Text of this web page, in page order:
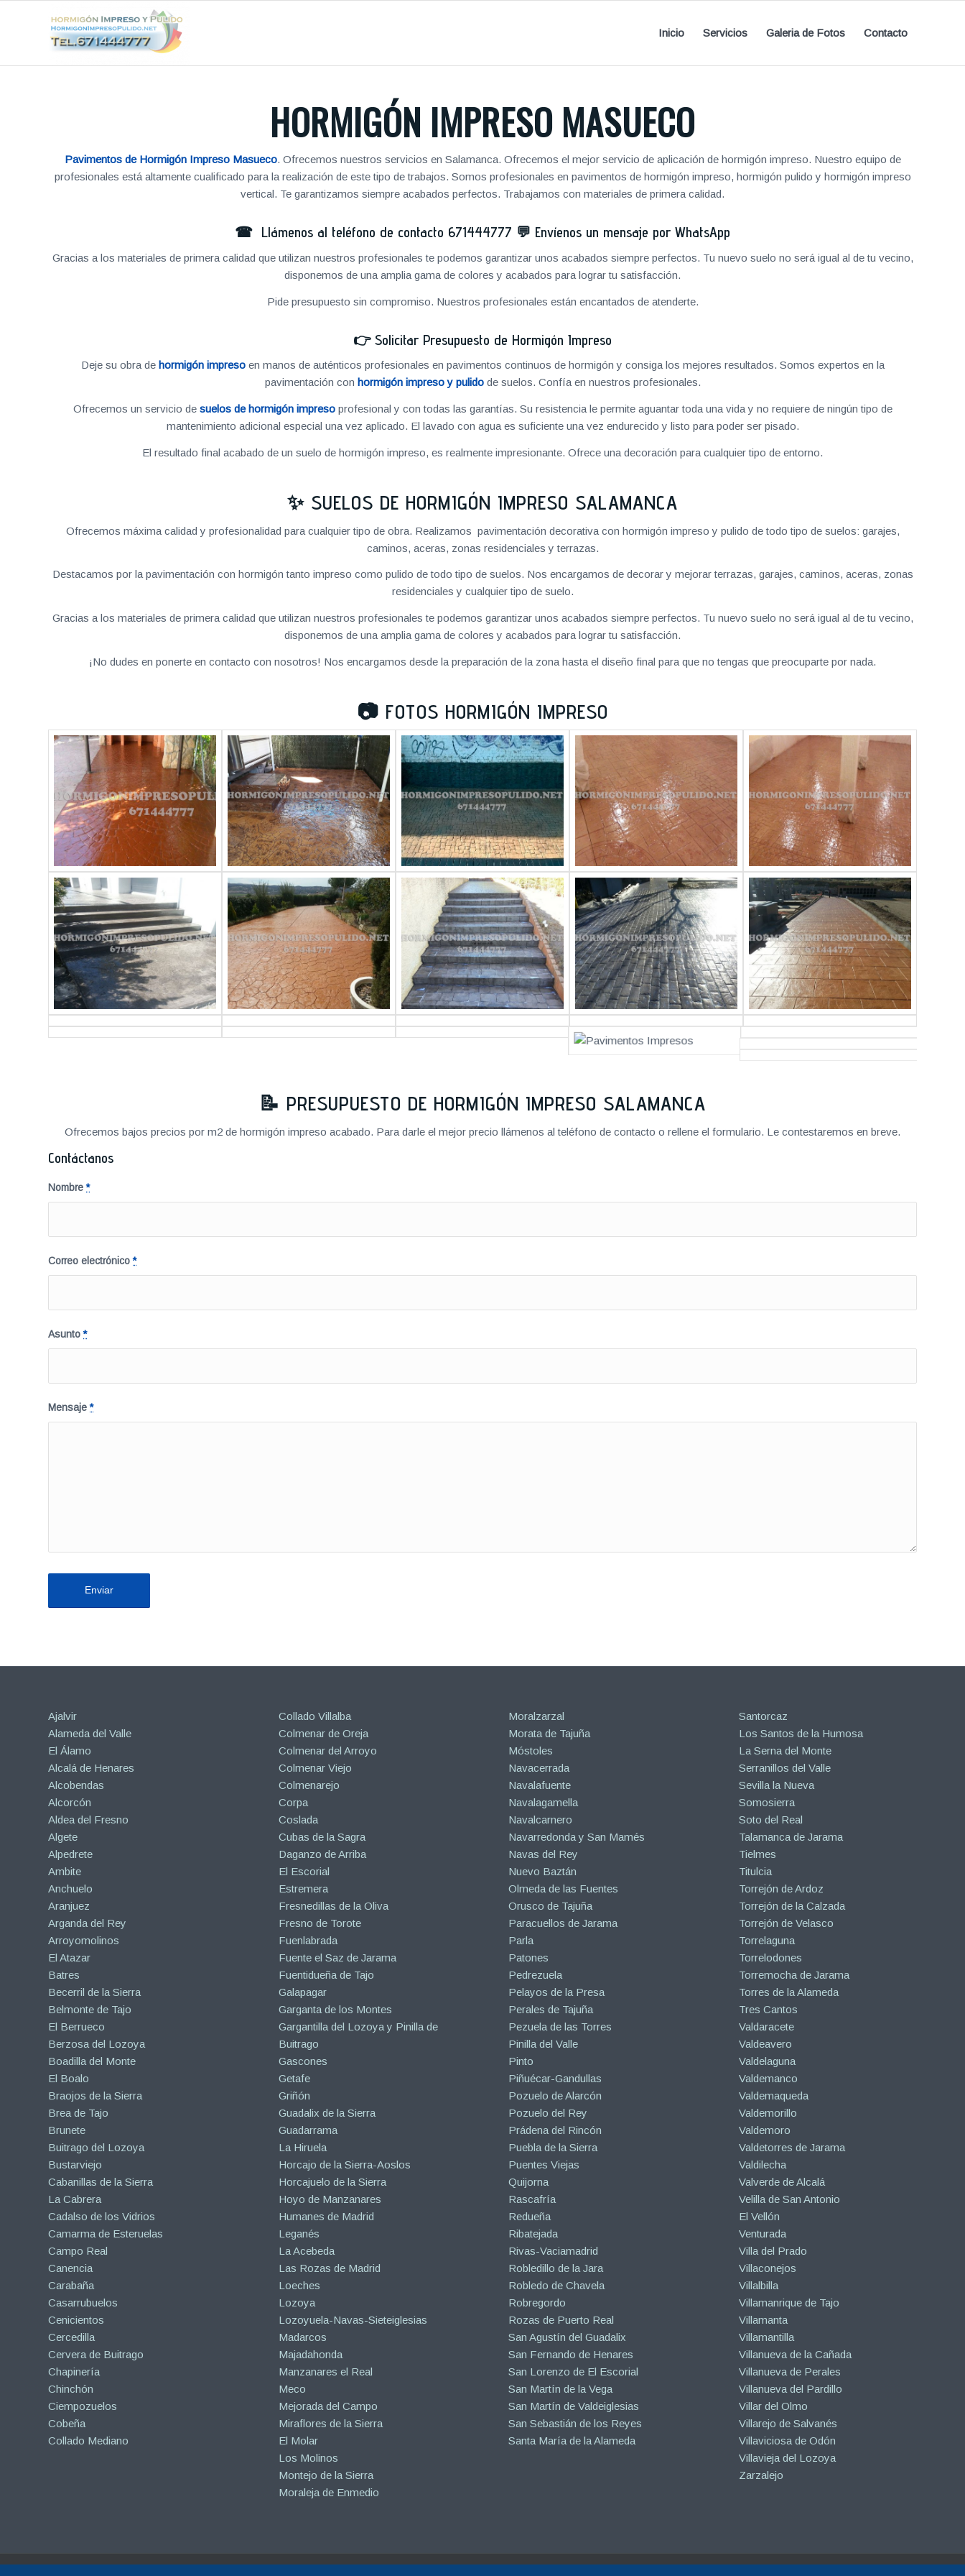
Inicio Servicios Galeria de Fotos Contacto
HORMIGÓN IMPRESO MASUECO
Pavimentos de Hormigón Impreso Masueco. Ofrecemos nuestros servicios en Salamanca. Ofrecemos el mejor servicio de aplicación de hormigón impreso. Nuestro equipo de
profesionales está altamente cualificado para la realización de este tipo de trabajos. Somos profesionales en pavimentos de hormigón impreso, hormigón pulido y hormigón impreso
vertical. Te garantizamos siempre acabados perfectos. Trabajamos con materiales de primera calidad.
☎ Llámenos al teléfono de contacto 671444777 💬 Envíenos un mensaje por WhatsApp
Gracias a los materiales de primera calidad que utilizan nuestros profesionales te podemos garantizar unos acabados siempre perfectos. Tu nuevo suelo no será igual al de tu vecino,
disponemos de una amplia gama de colores y acabados para lograr tu satisfacción.
Pide presupuesto sin compromiso. Nuestros profesionales están encantados de atenderte.
👉 Solicitar Presupuesto de Hormigón Impreso
Deje su obra de hormigón impresoen manos de auténticos profesionales en pavimentos continuos de hormigón y consiga los mejores resultados. Somos expertos en la
pavimentación con hormigón impreso y pulidode suelos. Confía en nuestros profesionales.
Ofrecemos un servicio de suelos de hormigón impresoprofesional y con todas las garantías. Su resistencia le permite aguantar toda una vida y no requiere de ningún tipo de
mantenimiento adicional especial una vez aplicado. El lavado con agua es suficiente una vez endurecido y listo para poder ser pisado.
El resultado final acabado de un suelo de hormigón impreso, es realmente impresionante. Ofrece una decoración para cualquier tipo de entorno.
✨ SUELOS DE HORMIGÓN IMPRESO SALAMANCA
Ofrecemos máxima calidad y profesionalidad para cualquier tipo de obra. Realizamos pavimentación decorativa con hormigón impreso y pulido de todo tipo de suelos: garajes,
caminos, aceras, zonas residenciales y terrazas.
Destacamos por la pavimentación con hormigón tanto impreso como pulido de todo tipo de suelos. Nos encargamos de decorar y mejorar terrazas, garajes, caminos, aceras, zonas
residenciales y cualquier tipo de suelo.
Gracias a los materiales de primera calidad que utilizan nuestros profesionales te podemos garantizar unos acabados siempre perfectos. Tu nuevo suelo no será igual al de tu vecino,
disponemos de una amplia gama de colores y acabados para lograr tu satisfacción.
¡No dudes en ponerte en contacto con nosotros! Nos encargamos desde la preparación de la zona hasta el diseño final para que no tengas que preocuparte por nada.
📷 FOTOS HORMIGÓN IMPRESO
📝 PRESUPUESTO DE HORMIGÓN IMPRESO SALAMANCA
Ofrecemos bajos precios por m2 de hormigón impreso acabado. Para darle el mejor precio llámenos al teléfono de contacto o rellene el formulario. Le contestaremos en breve.
Contáctanos
Nombre*
Correo electrónico*
Asunto*
Mensaje*
Ajalvir
Alameda del Valle
El Álamo
Alcalá de Henares
Alcobendas
Alcorcón
Aldea del Fresno
Algete
Alpedrete
Ambite
Anchuelo
Aranjuez
Arganda del Rey
Arroyomolinos
El Atazar
Batres
Becerril de la Sierra
Belmonte de Tajo
El Berrueco
Berzosa del Lozoya
Boadilla del Monte
El Boalo
Braojos de la Sierra
Brea de Tajo
Brunete
Buitrago del Lozoya
Bustarviejo
Cabanillas de la Sierra
La Cabrera
Cadalso de los Vidrios
Camarma de Esteruelas
Campo Real
Canencia
Carabaña
Casarrubuelos
Cenicientos
Cercedilla
Cervera de Buitrago
Chapinería
Chinchón
Ciempozuelos
Cobeña
Collado Mediano
Collado Villalba
Colmenar de Oreja
Colmenar del Arroyo
Colmenar Viejo
Colmenarejo
Corpa
Coslada
Cubas de la Sagra
Daganzo de Arriba
El Escorial
Estremera
Fresnedillas de la Oliva
Fresno de Torote
Fuenlabrada
Fuente el Saz de Jarama
Fuentidueña de Tajo
Galapagar
Garganta de los Montes
Gargantilla del Lozoya y Pinilla de
Buitrago
Gascones
Getafe
Griñón
Guadalix de la Sierra
Guadarrama
La Hiruela
Horcajo de la Sierra-Aoslos
Horcajuelo de la Sierra
Hoyo de Manzanares
Humanes de Madrid
Leganés
La Acebeda
Las Rozas de Madrid
Loeches
Lozoya
Lozoyuela-Navas-Sieteiglesias
Madarcos
Majadahonda
Manzanares el Real
Meco
Mejorada del Campo
Miraflores de la Sierra
El Molar
Los Molinos
Montejo de la Sierra
Moraleja de Enmedio
Moralzarzal
Morata de Tajuña
Móstoles
Navacerrada
Navalafuente
Navalagamella
Navalcarnero
Navarredonda y San Mamés
Navas del Rey
Nuevo Baztán
Olmeda de las Fuentes
Orusco de Tajuña
Paracuellos de Jarama
Parla
Patones
Pedrezuela
Pelayos de la Presa
Perales de Tajuña
Pezuela de las Torres
Pinilla del Valle
Pinto
Piñuécar-Gandullas
Pozuelo de Alarcón
Pozuelo del Rey
Prádena del Rincón
Puebla de la Sierra
Puentes Viejas
Quijorna
Rascafría
Redueña
Ribatejada
Rivas-Vaciamadrid
Robledillo de la Jara
Robledo de Chavela
Robregordo
Rozas de Puerto Real
San Agustín del Guadalix
San Fernando de Henares
San Lorenzo de El Escorial
San Martín de la Vega
San Martín de Valdeiglesias
San Sebastián de los Reyes
Santa María de la Alameda
Santorcaz
Los Santos de la Humosa
La Serna del Monte
Serranillos del Valle
Sevilla la Nueva
Somosierra
Soto del Real
Talamanca de Jarama
Tielmes
Titulcia
Torrejón de Ardoz
Torrejón de la Calzada
Torrejón de Velasco
Torrelaguna
Torrelodones
Torremocha de Jarama
Torres de la Alameda
Tres Cantos
Valdaracete
Valdeavero
Valdelaguna
Valdemanco
Valdemaqueda
Valdemorillo
Valdemoro
Valdetorres de Jarama
Valdilecha
Valverde de Alcalá
Velilla de San Antonio
El Vellón
Venturada
Villa del Prado
Villaconejos
Villalbilla
Villamanrique de Tajo
Villamanta
Villamantilla
Villanueva de la Cañada
Villanueva de Perales
Villanueva del Pardillo
Villar del Olmo
Villarejo de Salvanés
Villaviciosa de Odón
Villavieja del Lozoya
Zarzalejo